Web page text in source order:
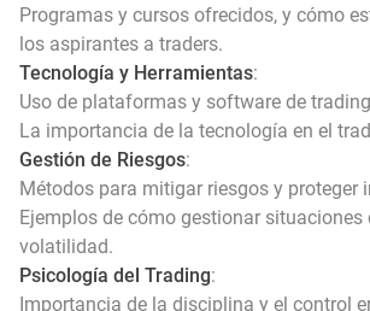
Programas y cursos ofrecidos, y cómo
los aspirantes a traders.
Tecnología y Herramientas:
Uso de plataformas y software de
La importancia de la tecnología en el
Gestión de Riesgos:
Métodos para mitigar riesgos y proteger
Ejemplos de cómo gestionar situaciones
volatilidad.
Psicología del Trading:
Importancia de la disciplina y el control